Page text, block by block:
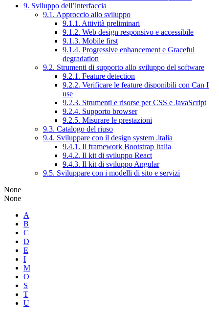
9. Sviluppo dell’interfaccia
9.1. Approccio allo sviluppo
9.1.1. Attività preliminari
9.1.2. Web design responsivo e accessibile
9.1.3. Mobile first
9.1.4. Progressive enhancement e Graceful
degradation
9.2. Strumenti di supporto allo sviluppo del software
9.2.1. Feature detection
9.2.2. Verificare le feature disponibili con Can I
use
9.2.3. Strumenti e risorse per CSS e JavaScript
9.2.4. Supporto browser
9.2.5. Misurare le prestazioni
9.3. Catalogo del riuso
9.4. Sviluppare con il design system .italia
9.4.1. Il framework Bootstrap Italia
9.4.2. Il kit di sviluppo React
9.4.3. Il kit di sviluppo Angular
9.5. Sviluppare con i modelli di sito e servizi
None
None
A
B
C
D
E
I
M
O
S
T
U